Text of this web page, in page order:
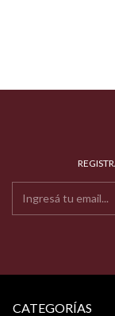
CATEGORÍAS